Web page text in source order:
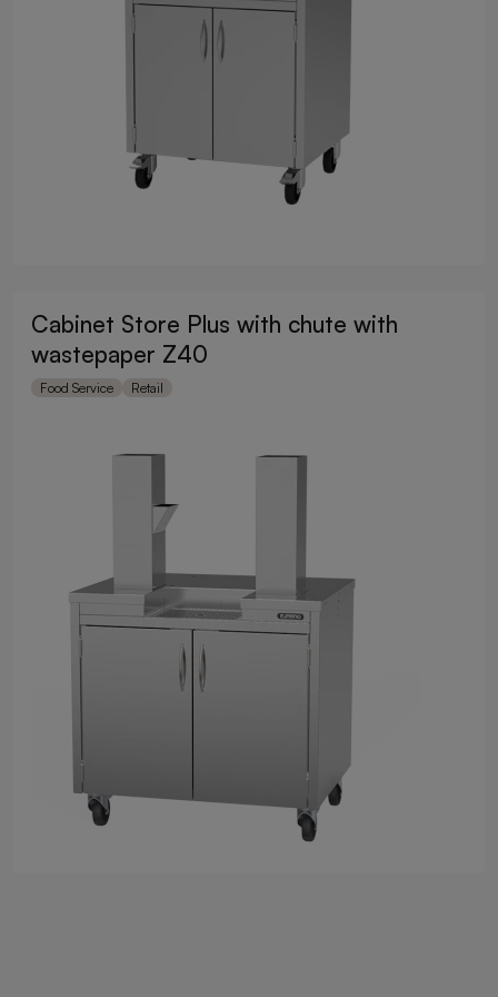
Cabinet Store Plus with chute with
wastepaper Z40
Food Service Retail